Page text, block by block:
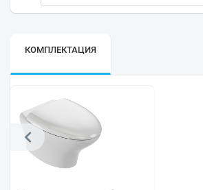
КОМПЛЕКТАЦИЯ